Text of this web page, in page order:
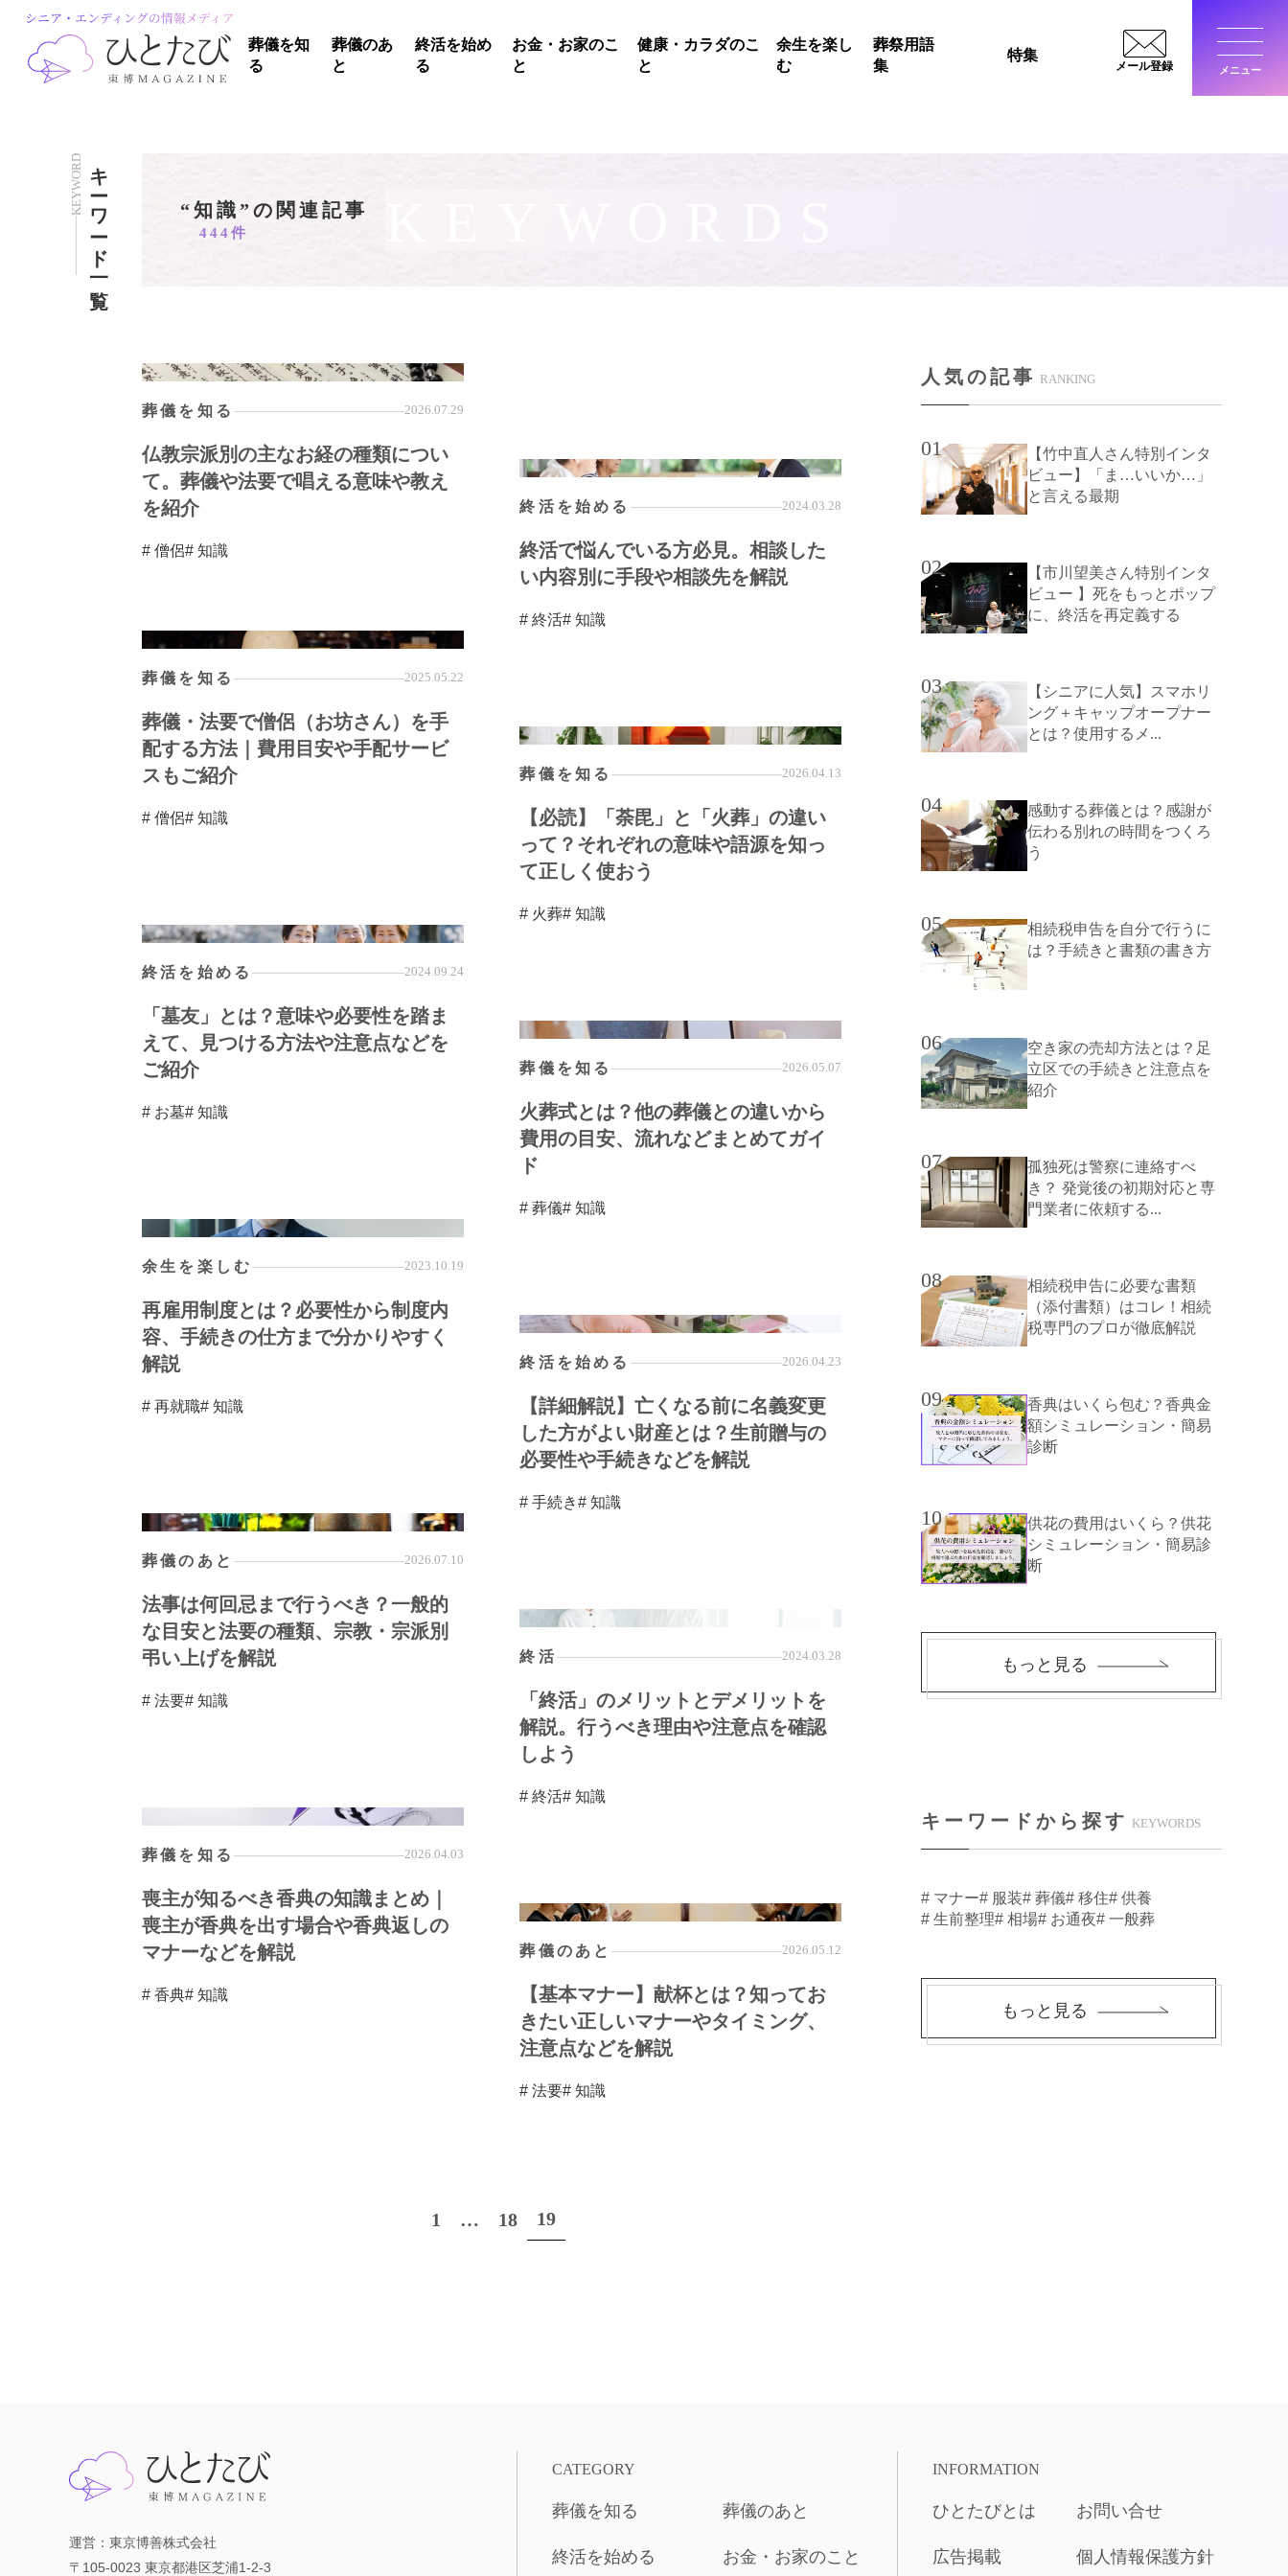
葬儀を知
る
葬儀のあ
と
終活を始め
る
お金・お家のこ
と
健康・カラダのこ
と
余生を楽し
む
葬祭用語
集
特集
メール登録 メニュー
KEYWORDキーワード一覧 “知識”の関連記事
444件
葬儀を知る 2026.07.29
仏教宗派別の主なお経の種類につい
て。葬儀や法要で唱える意味や教え
を紹介
# 僧侶# 知識
終活を始める 2024.03.28
終活で悩んでいる方必見。相談した
い内容別に手段や相談先を解説
# 終活# 知識
葬儀を知る 2025.05.22
葬儀・法要で僧侶（お坊さん）を手
配する方法｜費用目安や手配サービ
スもご紹介
# 僧侶# 知識
葬儀を知る 2026.04.13
【必読】「荼毘」と「火葬」の違い
って？それぞれの意味や語源を知っ
て正しく使おう
# 火葬# 知識
終活を始める 2024.09.24
「墓友」とは？意味や必要性を踏ま
えて、見つける方法や注意点などを
ご紹介
# お墓# 知識
葬儀を知る 2026.05.07
火葬式とは？他の葬儀との違いから
費用の目安、流れなどまとめてガイ
ド
# 葬儀# 知識
余生を楽しむ 2023.10.19
再雇用制度とは？必要性から制度内
容、手続きの仕方まで分かりやすく
解説
# 再就職# 知識
終活を始める 2026.04.23
【詳細解説】亡くなる前に名義変更
した方がよい財産とは？生前贈与の
必要性や手続きなどを解説
# 手続き# 知識
葬儀のあと 2026.07.10
法事は何回忌まで行うべき？一般的
な目安と法要の種類、宗教・宗派別
弔い上げを解説
# 法要# 知識
終活 2024.03.28
「終活」のメリットとデメリットを
解説。行うべき理由や注意点を確認
しよう
# 終活# 知識
葬儀を知る 2026.04.03
喪主が知るべき香典の知識まとめ｜
喪主が香典を出す場合や香典返しの
マナーなどを解説
# 香典# 知識
葬儀のあと 2026.05.12
【基本マナー】献杯とは？知ってお
きたい正しいマナーやタイミング、
注意点などを解説
# 法要# 知識
1 … 18 19
人気の記事 RANKING
01
【竹中直人さん特別インタ
ビュー】「ま…いいか…」
と言える最期
02
【市川望美さん特別インタ
ビュー 】死をもっとポップ
に、終活を再定義する
03
【シニアに人気】スマホリ
ング＋キャップオープナー
とは？使用するメ...
04
感動する葬儀とは？感謝が
伝わる別れの時間をつくろ
う
05
相続税申告を自分で行うに
は？手続きと書類の書き方
06
空き家の売却方法とは？足
立区での手続きと注意点を
紹介
07
孤独死は警察に連絡すべ
き？ 発覚後の初期対応と専
門業者に依頼する...
08
相続税申告に必要な書類
（添付書類）はコレ！相続
税専門のプロが徹底解説
09
香典はいくら包む？香典金
額シミュレーション・簡易
診断
10
供花の費用はいくら？供花
シミュレーション・簡易診
断
もっと見る
キーワードから探す KEYWORDS
# マナー# 服装# 葬儀# 移住# 供養
# 生前整理# 相場# お通夜# 一般葬
もっと見る
運営：東京博善株式会社
〒105-0023 東京都港区芝浦1-2-3
CATEGORY
葬儀を知る 葬儀のあと
終活を始める お金・お家のこと
INFORMATION
ひとたびとは お問い合せ
広告掲載 個人情報保護方針